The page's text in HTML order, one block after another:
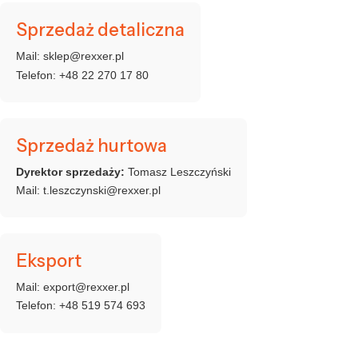
Sprzedaż detaliczna
Mail: sklep@rexxer.pl
Telefon: +48 22 270 17 80
Sprzedaż hurtowa
Dyrektor sprzedaży: Tomasz Leszczyński
Mail: t.leszczynski@rexxer.pl
Eksport
Mail: export@rexxer.pl
Telefon: +48 519 574 693